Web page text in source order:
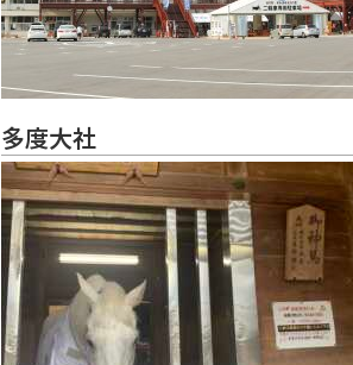
多度大社